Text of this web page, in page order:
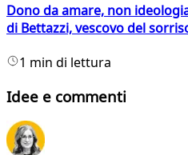
Dono da amare, non
di Bettazzi, vescovo del
1 min di lettura
Idee e commenti